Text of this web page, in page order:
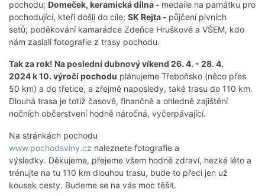
pochodu; Domeček, keramická dílna - medaile na památku pro
pochodující, kteří došli do cíle; SK Rejta - půjčení pivních
setů; poděkování kamarádce Zdeňce Hruškové a VŠEM, kdo
nám zaslali fotografie z trasy pochodu.
Tak za rok! Na poslední dubnový víkend 26. 4. - 28. 4.
2024 k 10. výročí pochodu plánujeme Třeboňsko (něco přes
50 km) a do třetice, a zřejmě naposledy, také trasu do 110 km.
Dlouhá trasa je totiž časově, finančně a ohledně zajištění
nočních občerstvení hodně náročná, vyčerpávající.
Na stránkách pochodu
www.pochodsviny.cz naleznete fotografie a
výsledky. Děkujeme, přejeme všem hodně zdraví, hezké léto a
trénujte na tu 110 km dlouhou trasu, bude to přeci jen už
kousek cesty. Budeme se na vás moc těšit.